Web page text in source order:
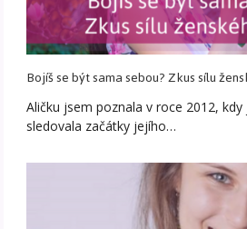
Bojíš se být sama sebou? Zkus sílu
Aličku jsem poznala v roce 2012,
sledovala začátky jejího…